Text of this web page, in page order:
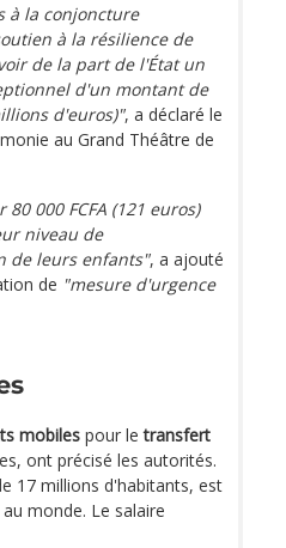
à la conjoncture
à la résilience de
de la part de l'État un
d'un montant de
d'euros)", a déclaré le
au Grand Théâtre de
000 FCFA (121 euros)
niveau de
de leurs enfants", a ajouté
de "mesure d'urgence
mobiles pour letransfert
ont précisé les autorités.
17 millions d'habitants, est
monde. Le salaire